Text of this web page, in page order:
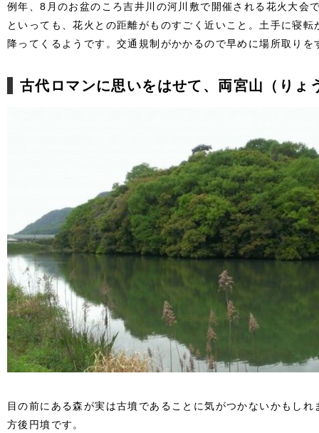
例年、8月のお盆のころ吉井川の河川敷で開催される花火大会
といっても、花火との距離がものすごく近いこと。土手に寝
降ってくるようです。交通規制がかかるので早めに場所取り
古代ロマンに思いをはせて、両宮山（りょ
目の前にある森が実は古墳であることに気がつかないかもし
方後円墳です。